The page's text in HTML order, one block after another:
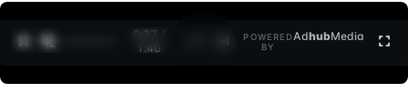
0:28 /
1:40
POWERED
BY
AdhubMedia